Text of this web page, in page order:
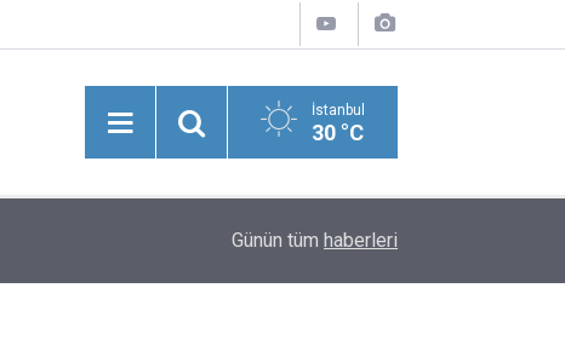
İstanbul
30 °C
Milli Güvenlik Kurulu Toplandı
Günün tüm haberleri